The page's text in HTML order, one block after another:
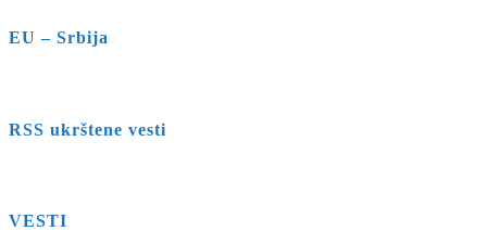
EU – Srbija
RSS ukrštene vesti
VESTI